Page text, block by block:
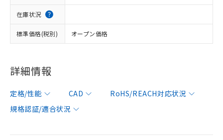
在庫状況
標準価格(税別) オープン価格
詳細情報
定格/性能 CAD
RoHS/REACH対応状況
規格認証/適合状況